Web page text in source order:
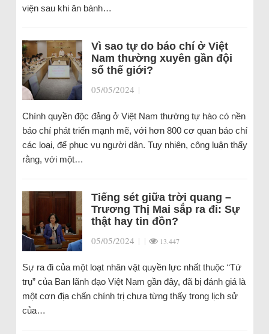
viện sau khi ăn bánh…
Vì sao tự do báo chí ở Việt
Nam thường xuyên gần đội
sổ thế giới?
05/05/2024 |
Chính quyền độc đảng ở Việt Nam thường tự hào có nền
báo chí phát triển mạnh mẽ, với hơn 800 cơ quan báo chí
các loại, để phục vụ người dân. Tuy nhiên, công luận thấy
rằng, với một…
Tiếng sét giữa trời quang –
Trương Thị Mai sắp ra đi: Sự
thật hay tin đồn?
05/05/2024 | | 13.447
Sự ra đi của một loạt nhân vật quyền lực nhất thuộc “Tứ
trụ” của Ban lãnh đạo Việt Nam gần đây, đã bị đánh giá là
một cơn địa chấn chính trị chưa từng thấy trong lịch sử
của…